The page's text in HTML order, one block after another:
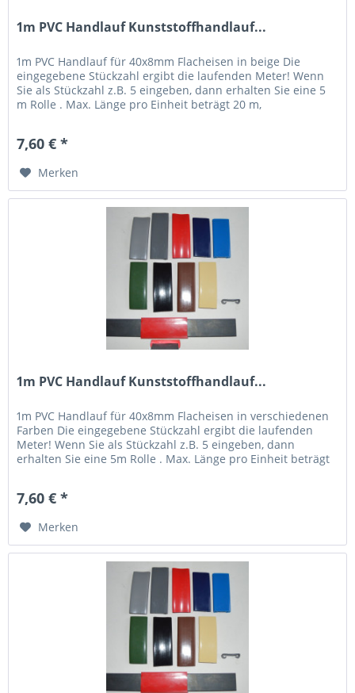
1m PVC Handlauf Kunststoffhandlauf...
1m PVC Handlauf für 40x8mm Flacheisen in beige Die
eingegebene Stückzahl ergibt die laufenden Meter! Wenn
Sie als Stückzahl z.B. 5 eingeben, dann erhalten Sie eine 5
m Rolle . Max. Länge pro Einheit beträgt 20 m,
7,60 € *
Merken
1m PVC Handlauf Kunststoffhandlauf...
1m PVC Handlauf für 40x8mm Flacheisen in verschiedenen
Farben Die eingegebene Stückzahl ergibt die laufenden
Meter! Wenn Sie als Stückzahl z.B. 5 eingeben, dann
erhalten Sie eine 5m Rolle . Max. Länge pro Einheit beträgt
7,60 € *
Merken